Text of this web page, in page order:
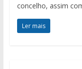
concelho, assim
Ler mais